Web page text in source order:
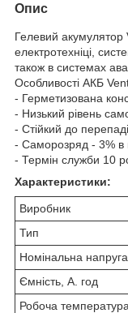
Опис
Гелевий акумулятор
електротехніці,
також в системах
Особливості АКБ
- Герметизована
- Низький рівень
- Стійкий до
- Саморозряд - 3% в
- Термін служби 10
Характеристики:
Виробник
Тип
Номінальна
Ємність, А. год
Робоча